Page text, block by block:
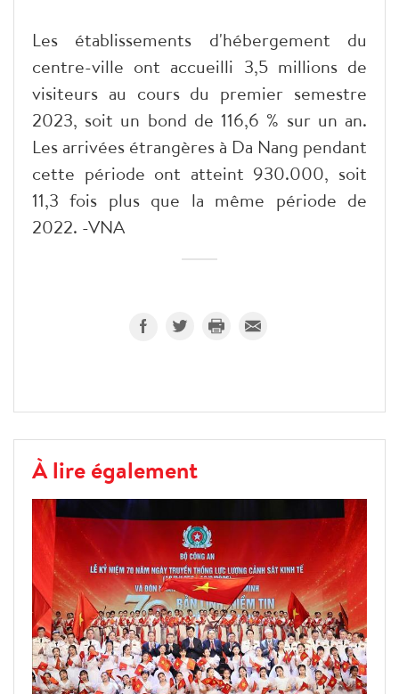
Les établissements d'hébergement du
centre-ville ont accueilli 3,5 millions de
visiteurs au cours du premier semestre
2023, soit un bond de 116,6 % sur un an.
Les arrivées étrangères à Da Nang pendant
cette période ont atteint 930.000, soit
11,3 fois plus que la même période de
2022. -VNA
À lire également